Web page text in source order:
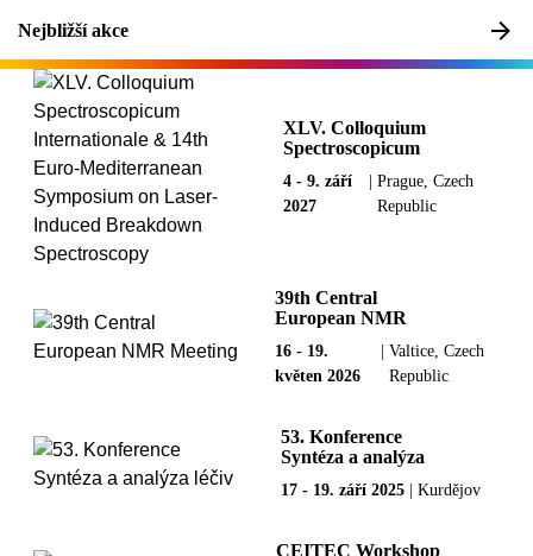
Nejbližší akce
XLV. Colloquium
Spectroscopicum
14th Euro-
Mediterranean
Spectroscopy
4 - 9. září
2027
Prague, Czech
Republic
39th Central
European NMR
16 - 19.
květen 2026
| Valtice, Czech
Republic
53. Konference
Syntéza a analýza
17 - 19. září 2025 Kurdějov
CEITEC Workshop